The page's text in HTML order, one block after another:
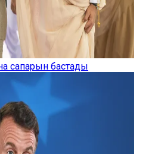
сапарын бастады